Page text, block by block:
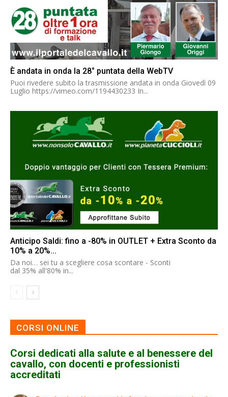
È andata in onda la 28° puntata della WebTV
Puoi rivedere subito la trasmissione andata in onda Giovedì 09
Luglio https://vimeo.com/1194430233 In...
Anticipo Saldi: fino a -80% in OUTLET + Extra Sconto da
10% a 20%...
Da noi… sei tu a scegliere cosa scontare - Sconti
dal 35% all'80% in...
CORSI ONLINE
Corsi dedicati alla salute e al benessere del
cavallo, con docenti e professionisti
accreditati